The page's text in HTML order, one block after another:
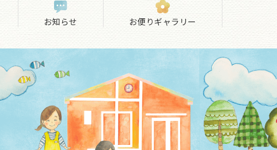
お知らせ お便りギャラリー